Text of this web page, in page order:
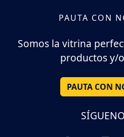
PAUTA CON
Somos la vitrina
productos y/
PAUTA CON